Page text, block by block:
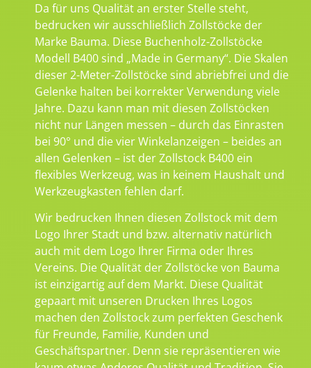
Da für uns Qualität an erster Stelle steht,
bedrucken wir ausschließlich Zollstöcke der
Marke Bauma. Diese Buchenholz-Zollstöcke
Modell B400 sind „Made in Germany“. Die Skalen
dieser 2-Meter-Zollstöcke sind abriebfrei und die
Gelenke halten bei korrekter Verwendung viele
Jahre. Dazu kann man mit diesen Zollstöcken
nicht nur Längen messen – durch das Einrasten
bei 90° und die vier Winkelanzeigen – beides an
allen Gelenken – ist der Zollstock B400 ein
flexibles Werkzeug, was in keinem Haushalt und
Werkzeugkasten fehlen darf.
Wir bedrucken Ihnen diesen Zollstock mit dem
Logo Ihrer Stadt und bzw. alternativ natürlich
auch mit dem Logo Ihrer Firma oder Ihres
Vereins. Die Qualität der Zollstöcke von Bauma
ist einzigartig auf dem Markt. Diese Qualität
gepaart mit unseren Drucken Ihres Logos
machen den Zollstock zum perfekten Geschenk
für Freunde, Familie, Kunden und
Geschäftspartner. Denn sie repräsentieren wie